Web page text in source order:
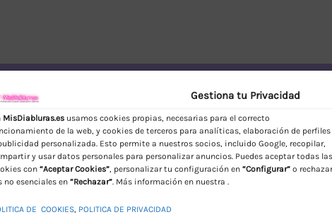
Gestiona tu Privacidad
MisDiabluras.es usamos cookies propias, necesarias para el correcto
de la web, y cookies de terceros para analíticas, elaboración de perfiles
personalizada. Esto permite a nuestros socios, incluido Google, recopilar,
y usar datos personales para personalizar anuncios. Puedes aceptar todas las
con “Aceptar Cookies”, personalizar tu configuración en “Configurar” o rechazar
no esenciales en “Rechazar”. Más información en nuestra .
DE COOKIES, POLITICA DE PRIVACIDAD
con Envío Discreto en España